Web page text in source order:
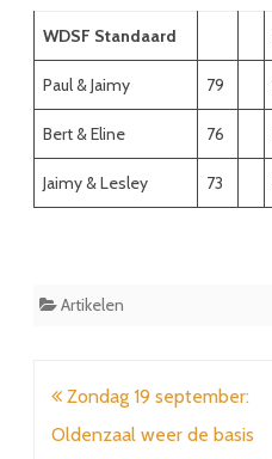
WDSF Standaard
Paul & Jaimy 79
Bert & Eline 76
Jaimy & Lesley 73
Artikelen
Bericht
navigatie
Zondag 19 september:
Oldenzaal weer de basis